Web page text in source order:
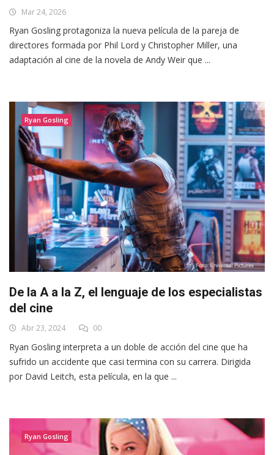
Mar 24, 2026
Ryan Gosling protagoniza la nueva película de la pareja de
directores formada por Phil Lord y Christopher Miller, una
adaptación al cine de la novela de Andy Weir que ...
Ryan Gosling
De la A a la Z, el lenguaje de los especialistas
del cine
Abr 23, 2024 00
Ryan Gosling interpreta a un doble de acción del cine que ha
sufrido un accidente que casi termina con su carrera. Dirigida
por David Leitch, esta película, en la que ...
Ryan Gosling